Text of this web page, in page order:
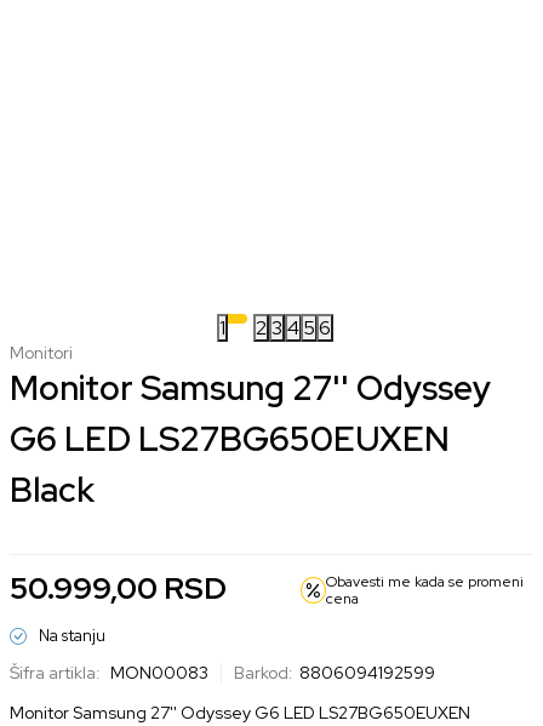
1 23 456
Monitori
Monitor Samsung 27'' Odyssey
G6 LED LS27BG650EUXEN
Black
50.999,00 RSD
Obavesti me kada se promeni
cena
Na stanju
Šifra artikla: MON00083 Barkod: 8806094192599
Monitor Samsung 27'' Odyssey G6 LED LS27BG650EUXEN